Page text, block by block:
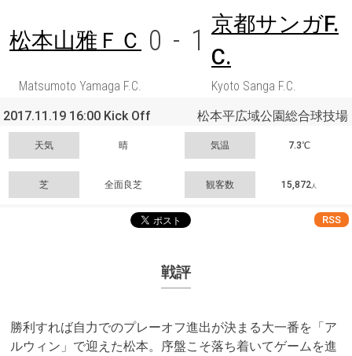
松本山雅ＦＣ 0 - 1
京都サンガF.
C.
Matsumoto Yamaga F.C.
Kyoto Sanga F.C.
2017.11.19 16:00 Kick Off
松本平広域公園総合球技場
天気 晴 気温 7.3℃
芝 全面良芝 観客数 15,872人
RSS
戦評
勝利すれば自力でのプレーオフ進出が決まる大一番を「ア
ルウィン」で迎えた松本。序盤こそ落ち着いてゲームを進